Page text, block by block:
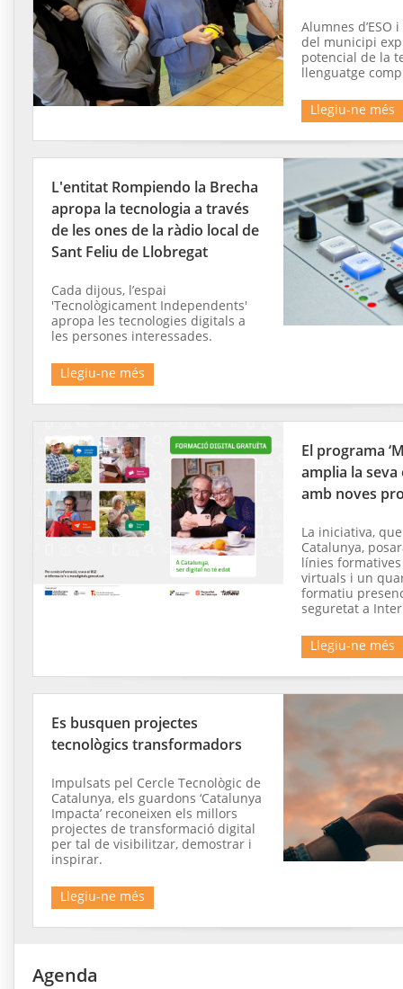
Alumnes d’ESO
del municipi
potencial de la
llenguatge
Llegiu-ne més
L'entitat Rompiendo la Brecha
apropa la tecnologia a través
de les ones de la ràdio local de
Sant Feliu de Llobregat
Cada dijous, l’espai
'Tecnològicament Independents'
apropa les tecnologies digitals a
les persones interessades.
Llegiu-ne més
El programa
amplia la
amb noves
La iniciativa,
Catalunya,
línies
virtuals i un
formatiu
seguretat a
Llegiu-ne més
Es busquen projectes
tecnològics transformadors
Impulsats pel Cercle Tecnològic de
Catalunya, els guardons ‘Catalunya
Impacta’ reconeixen els millors
projectes de transformació digital
per tal de visibilitzar, demostrar i
inspirar.
Llegiu-ne més
Agenda